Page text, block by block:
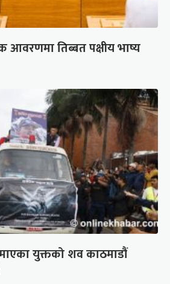
आवरणमा तिब्बत पक्षीय भाष्य
युक्तको शव काठमाडौं